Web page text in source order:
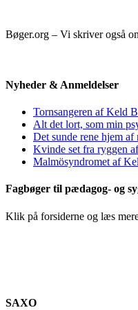
Bøger.org – Vi skriver også
Nyheder & Anmeldelser
Tornsangeren af Keld
Alt det lort, som min
Det sunde rene hjem af
Kvinde set fra ryggen
Malmösyndromet af
Fagbøger til pædagog- og
Klik på forsiderne og læs
SAXO